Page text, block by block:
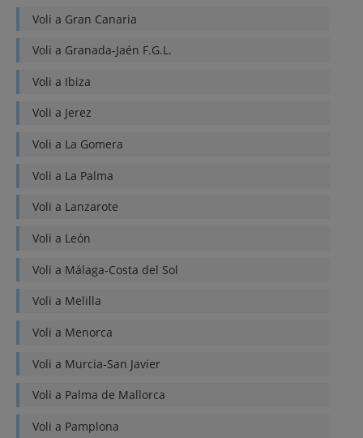
Voli a Gran Canaria
Voli a Granada-Jaén F.G.L.
Voli a Ibiza
Voli a Jerez
Voli a La Gomera
Voli a La Palma
Voli a Lanzarote
Voli a León
Voli a Málaga-Costa del Sol
Voli a Melilla
Voli a Menorca
Voli a Murcia-San Javier
Voli a Palma de Mallorca
Voli a Pamplona